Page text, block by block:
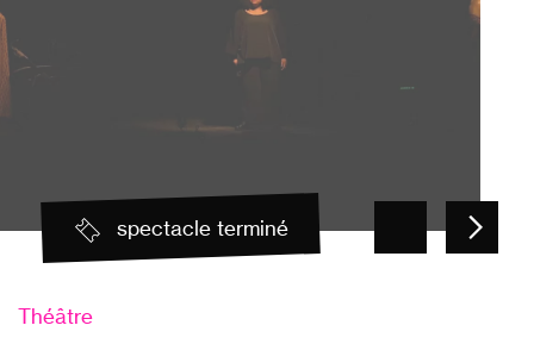
spectacle terminé
Théâtre